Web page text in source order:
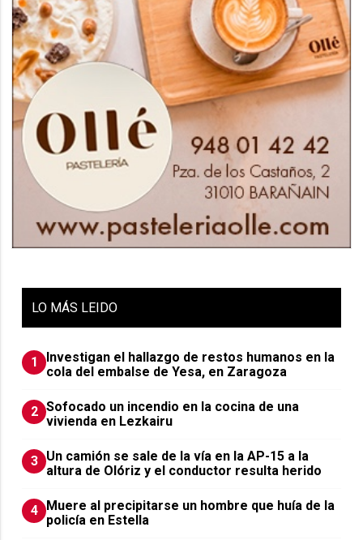
LO MÁS LEIDO
1
Investigan el hallazgo de restos humanos en la
cola del embalse de Yesa, en Zaragoza
2 Sofocado un incendio en la cocina de una
vivienda en Lezkairu
3 Un camión se sale de la vía en la AP-15 a la
altura de Olóriz y el conductor resulta herido
4
Muere al precipitarse un hombre que huía de la
policía en Estella